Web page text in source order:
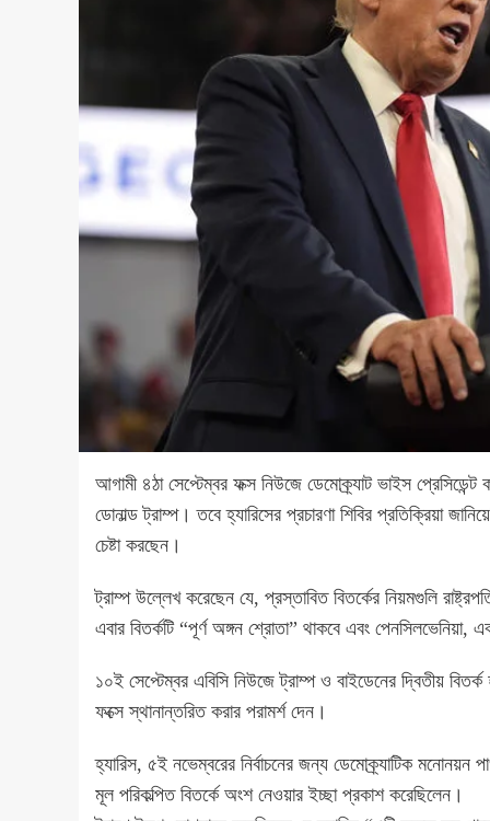
আগামী ৪ঠা সেপ্টেম্বর ফক্স নিউজে ডেমোক্র্যাট ভাইস প্রেসিডেন্ট
ডোনাল্ড ট্রাম্প। তবে হ্যারিসের প্রচারণা শিবির প্রতিক্রিয়া
চেষ্টা করছেন।
ট্রাম্প উল্লেখ করেছেন যে, প্রস্তাবিত বিতর্কের নিয়মগুলি
এবার বিতর্কটি “পূর্ণ অঙ্গন শ্রোতা” থাকবে এবং পেনসিলভেনিয়া,
১০ই সেপ্টেম্বর এবিসি নিউজে ট্রাম্প ও বাইডেনের দ্বিতীয়
ফক্সে স্থানান্তরিত করার পরামর্শ দেন।
হ্যারিস, ৫ই নভেম্বরের নির্বাচনের জন্য ডেমোক্র্যাটিক
মূল পরিকল্পিত বিতর্কে অংশ নেওয়ার ইচ্ছা প্রকাশ করেছিলেন।